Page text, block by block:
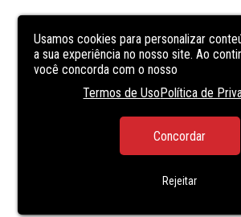
Apartamento localizado próximo a
esporte
escolas, ponto de transporte e a 1
3° andar, c/ 42m², sala e cozinha, 02
p/ 3°, 01 banheiro social
área de serviço, piso em cerâmico e
OBS: Aceita financiamento
Usamos cookies para personalizar
a sua experiência no nosso site. Ao
você concorda com o nosso
Termos de UsoPolítica de
Concordar
Rejeitar